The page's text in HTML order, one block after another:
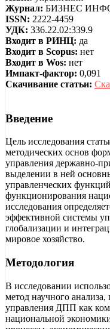
Журнал: БИЗНЕС
ISSN: 2222-4459
УДК: 336.22.02:339.9
Входит в РИНЦ: да
Входит в Scopus: нет
Входит в Wos: нет
Импакт-фактор: 0,091
Скачивание статьи:
Введение
Цель исследования
методических основ
управления державно-
выделении в ней
управленческих
функционирования
исследования
эффективной системы
глобализации и
мировое хозяйство.
Методология
В исследовании
метод научного
управления ДПП как
национальной